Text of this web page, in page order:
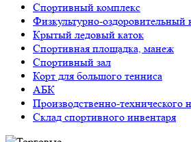
Спортивный комплекс
Физкультурно-оздоровительный
Крытый ледовый каток
Спортивная площадка, манеж
Спортивный зал
Корт для большого тенниса
АБК
Производственно-технического
Склад спортивного инвентаря